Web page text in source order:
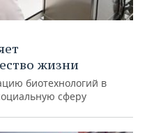
жизни
биотехнологий в
сферу